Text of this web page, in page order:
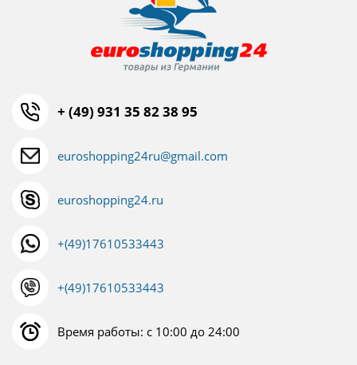
+ (49) 931 35 82 38 95
euroshopping24ru@gmail.com
euroshopping24.ru
+(49)17610533443
+(49)17610533443
Время работы: с 10:00 до 24:00